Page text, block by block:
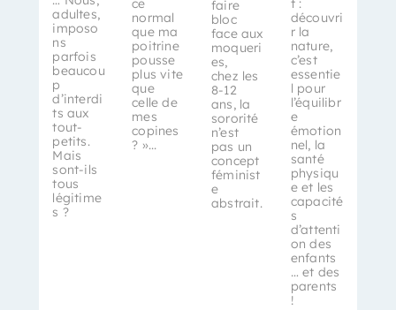
adultes,
imposo
ns
parfois
beaucou
p
d’interdi
ts aux
tout-
petits.
Mais
sont-ils
tous
légitime
s ?
ce
normal
que ma
poitrine
pousse
plus vite
que
celle de
mes
copines
? »...
faire
bloc
face aux
moqueri
es,
chez les
8-12
ans, la
sororité
n’est
pas un
concept
féminist
e
abstrait.
t :
découvri
r la
nature,
c’est
essentie
l pour
l’équilibr
e
émotion
nel, la
santé
physiqu
e et les
capacité
s
d’attenti
on des
enfants
… et des
parents
!